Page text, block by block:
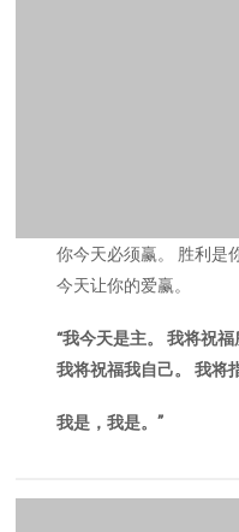
你今天必须赢。 胜利是
今天让你的爱赢。
“我今天是主。 我将祝福
我将祝福我自己。 我将
我是，我是。”